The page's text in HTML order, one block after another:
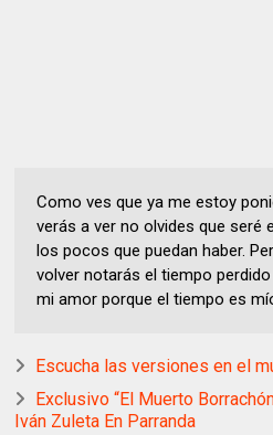
Como ves que ya me estoy
verás a ver no olvides que seré
los pocos que puedan haber.
volver notarás el tiempo perdido
mi amor porque el tiempo es
Escucha las versiones en el
Exclusivo “El Muerto
Iván Zuleta En Parranda